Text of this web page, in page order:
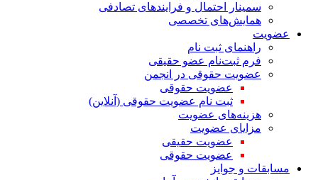
سمینار احتمال و فرایندهای تصادفی
همایش‌های تخصصی
عضویت
راهنمای ثبت نام
فرم ثبت‌نام عضو حقیقی
عضویت حقوقی در انجمن
عضویت حقوقی
ثبت نام عضویت حقوقی (آنلاین)
هزینه‌های عضویت
مزایای عضویت
عضویت حقیقی
عضویت حقوقی
مسابقات و جوایز